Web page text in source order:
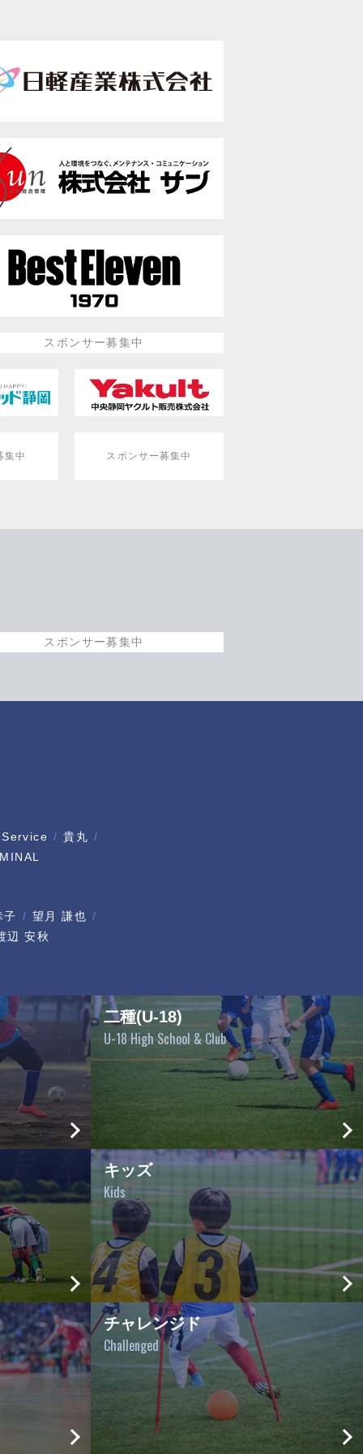
スポンサー募集中
集中 スポンサー募集中
スポンサー募集中
貴丸
子
望月 謙也
辺 安秋
二種(U-18)
U-18 High School & Club
キッズ
Kids
チャレンジド
Challenged